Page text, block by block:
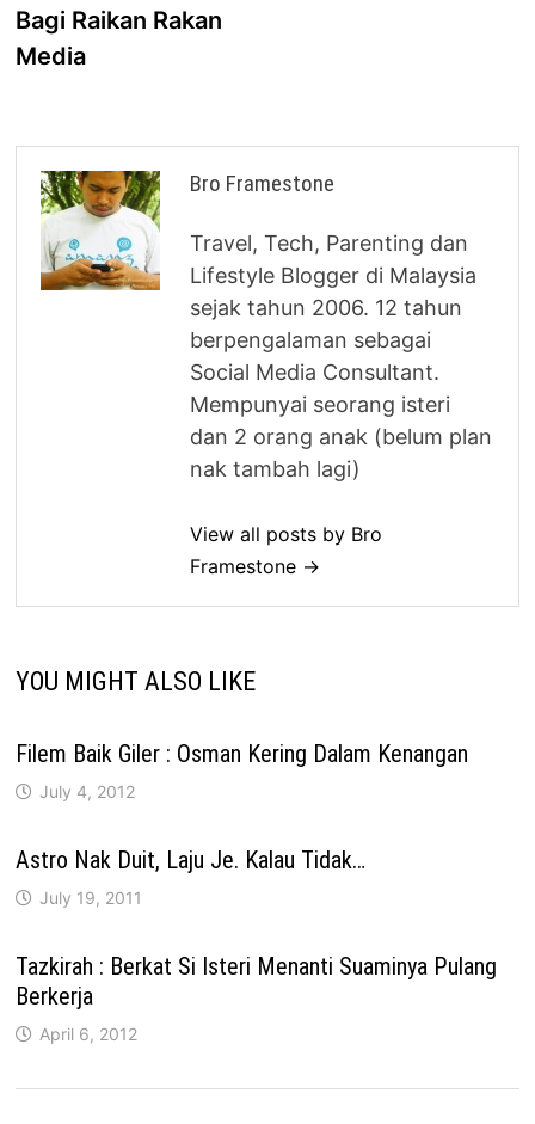
Bagi Raikan Rakan
Media
Bro Framestone
Travel, Tech, Parenting dan
Lifestyle Blogger di Malaysia
sejak tahun 2006. 12 tahun
berpengalaman sebagai
Social Media Consultant.
Mempunyai seorang isteri
dan 2 orang anak (belum plan
nak tambah lagi)
View all posts by Bro
Framestone →
YOU MIGHT ALSO LIKE
Filem Baik Giler : Osman Kering Dalam Kenangan
July 4, 2012
Astro Nak Duit, Laju Je. Kalau Tidak…
July 19, 2011
Tazkirah : Berkat Si Isteri Menanti Suaminya Pulang
Berkerja
April 6, 2012